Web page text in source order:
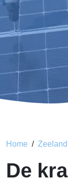
Home Zeeland
De